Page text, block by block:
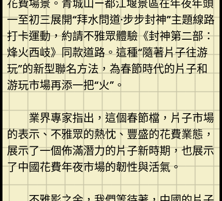
花費場景。青城山—都江堰景區在年夜年頭
一至初三展開“拜水問道·步步封神”主題線路
打卡運動，約請不雅眾體驗《封神第二部：
烽火西岐》同款道路。這種“隨著片子往游
玩”的新型聯名方法，為春節時代的片子和
游玩市場再添一把“火”。
業界專家指出，這個春節檔，片子市場
的表示、不雅眾的熱忱、豐盛的花費業態，
展示了一個佈滿潛力的片子新時期，也展示
了中國花費年夜市場的韌性與活氣。